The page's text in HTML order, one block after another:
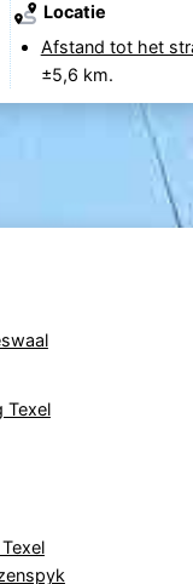
Locatie
Afstand tot het
±5,6 km.
Texel